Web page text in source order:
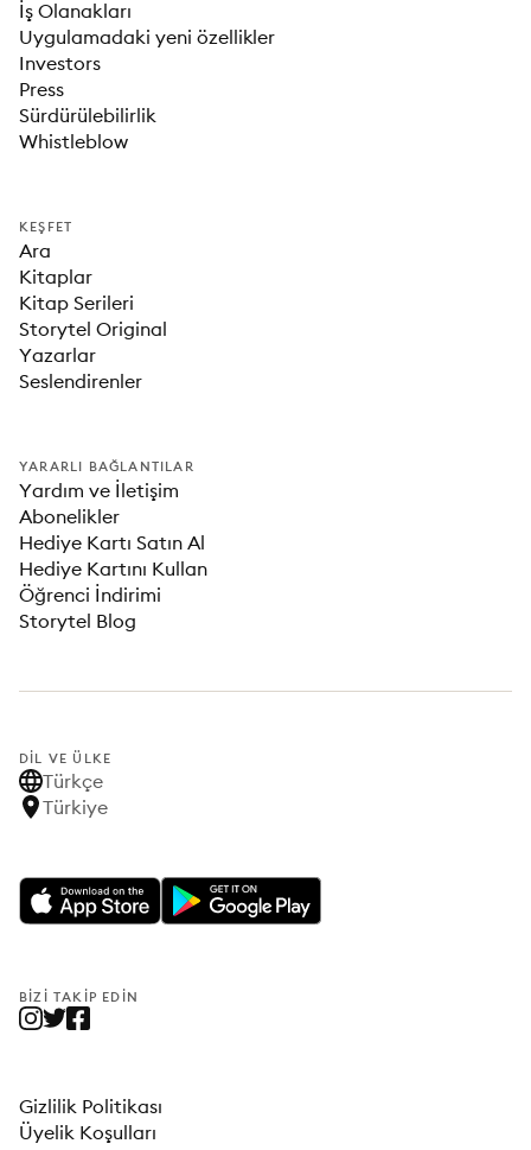
İş Olanakları
Uygulamadaki yeni özellikler
Investors
Press
Sürdürülebilirlik
Whistleblow
KEŞFET
Ara
Kitaplar
Kitap Serileri
Storytel Original
Yazarlar
Seslendirenler
YARARLI BAĞLANTILAR
Yardım ve İletişim
Abonelikler
Hediye Kartı Satın Al
Hediye Kartını Kullan
Öğrenci İndirimi
Storytel Blog
DIL VE ÜLKE
Türkçe
Türkiye
BIZI TAKIP EDIN
Gizlilik Politikası
Üyelik Koşulları